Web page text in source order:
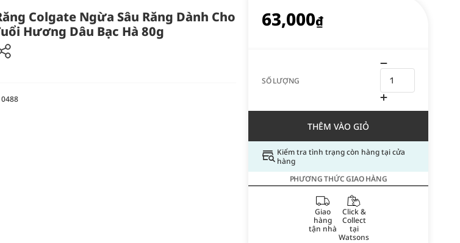
Colgate Ngừa Sâu Răng Dành Cho
Hương Dâu Bạc Hà 80g
63,000₫
SỐ LƯỢNG
THÊM VÀO GIỎ
Kiểm tra tình trạng còn hàng tại cửa
hàng
PHƯƠNG THỨC GIAO HÀNG
Giao
hàng
tận nhà
Click &
Collect
tại
Watsons